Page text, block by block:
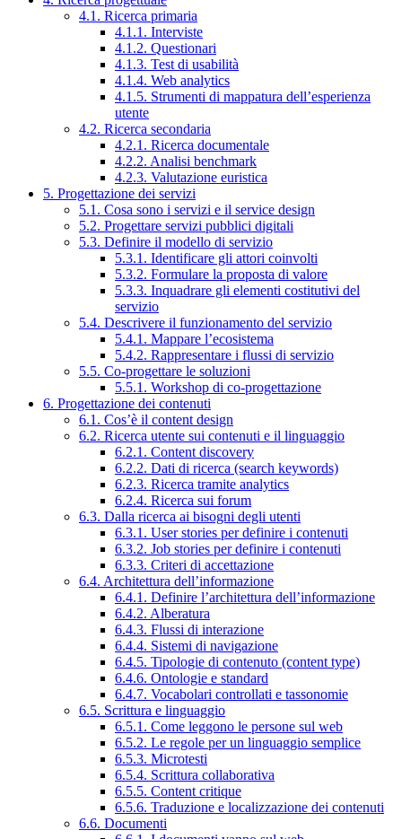
4.1. Ricerca primaria
4.1.1. Interviste
4.1.2. Questionari
4.1.3. Test di usabilità
4.1.4. Web analytics
4.1.5. Strumenti di mappatura dell’esperienza
utente
4.2. Ricerca secondaria
4.2.1. Ricerca documentale
4.2.2. Analisi benchmark
4.2.3. Valutazione euristica
5. Progettazione dei servizi
5.1. Cosa sono i servizi e il service design
5.2. Progettare servizi pubblici digitali
5.3. Definire il modello di servizio
5.3.1. Identificare gli attori coinvolti
5.3.2. Formulare la proposta di valore
5.3.3. Inquadrare gli elementi costitutivi del
servizio
5.4. Descrivere il funzionamento del servizio
5.4.1. Mappare l’ecosistema
5.4.2. Rappresentare i flussi di servizio
5.5. Co-progettare le soluzioni
5.5.1. Workshop di co-progettazione
6. Progettazione dei contenuti
6.1. Cos’è il content design
6.2. Ricerca utente sui contenuti e il linguaggio
6.2.1. Content discovery
6.2.2. Dati di ricerca (search keywords)
6.2.3. Ricerca tramite analytics
6.2.4. Ricerca sui forum
6.3. Dalla ricerca ai bisogni degli utenti
6.3.1. User stories per definire i contenuti
6.3.2. Job stories per definire i contenuti
6.3.3. Criteri di accettazione
6.4. Architettura dell’informazione
6.4.1. Definire l’architettura dell’informazione
6.4.2. Alberatura
6.4.3. Flussi di interazione
6.4.4. Sistemi di navigazione
6.4.5. Tipologie di contenuto (content type)
6.4.6. Ontologie e standard
6.4.7. Vocabolari controllati e tassonomie
6.5. Scrittura e linguaggio
6.5.1. Come leggono le persone sul web
6.5.2. Le regole per un linguaggio semplice
6.5.3. Microtesti
6.5.4. Scrittura collaborativa
6.5.5. Content critique
6.5.6. Traduzione e localizzazione dei contenuti
6.6. Documenti